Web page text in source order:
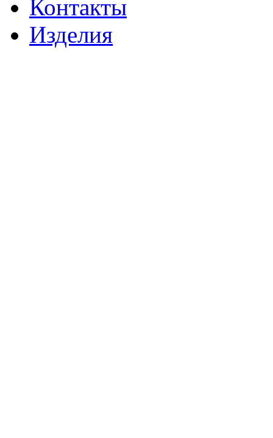
Контакты
Изделия